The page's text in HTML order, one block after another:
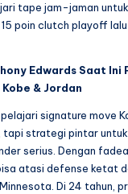
tape jam-jaman
poin clutch playoff lalu
Edwards Saat Ini
& Jordan
signature move
tapi strategi pintar
serius. Dengan
atasi defense ketat
Di 24 tahun,